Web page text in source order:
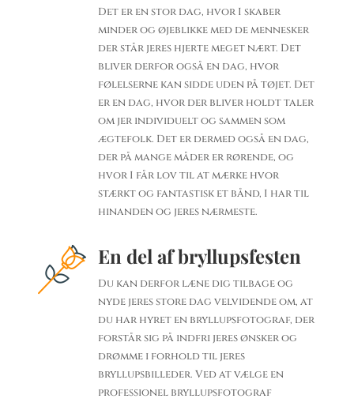
Det er en stor dag, hvor I skaber
minder og øjeblikke med de mennesker
der står jeres hjerte meget nært. Det
bliver derfor også en dag, hvor
følelserne kan sidde uden på tøjet. Det
er en dag, hvor der bliver holdt taler
om jer individuelt og sammen som
ægtefolk. Det er dermed også en dag,
der på mange måder er rørende, og
hvor I får lov til at mærke hvor
stærkt og fantastisk et bånd, I har til
hinanden og jeres nærmeste.
En del af bryllupsfesten
Du kan derfor læne dig tilbage og
nyde jeres store dag velvidende om, at
du har hyret en bryllupsfotograf, der
forstår sig på indfri jeres ønsker og
drømme i forhold til jeres
bryllupsbilleder. Ved at vælge en
professionel bryllupsfotograf